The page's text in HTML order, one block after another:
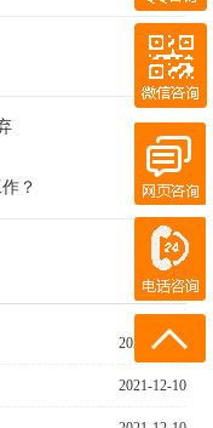
？
2021-12-10
2021-12-10